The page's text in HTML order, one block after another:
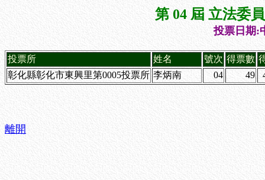
第 04 屆 立法委
投票日期:
投票所 姓名 號次 得票數
彰化縣彰化市東興里第0005投票所 李炳南 04 49
離開